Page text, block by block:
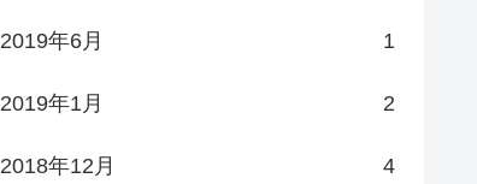
2019年6月 1
2019年1月 2
2018年12月 4